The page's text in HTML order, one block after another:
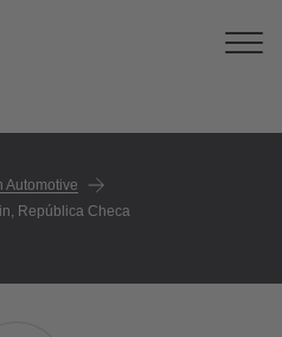
Automotive
República Checa